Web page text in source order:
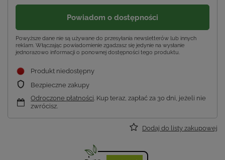
Powiadom o dostępności
Powyższe dane nie są używane do przesyłania newsletterów lub innych
reklam. Włączając powiadomienie zgadzasz się jedynie na wysłanie
jednorazowo informacji o ponownej dostępności tego produktu.
Produkt niedostępny
Bezpieczne zakupy
Odroczone płatności. Kup teraz, zapłać za 30 dni, jeżeli nie
zwrócisz.
Dodaj do listy zakupowej